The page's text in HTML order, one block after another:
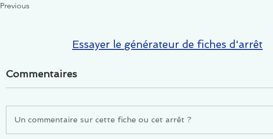
Previous
Essayer le générateur de fiches d'arrêt
Commentaires
Un commentaire sur cette fiche ou cet arrêt ?